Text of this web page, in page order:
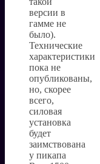
версии в
гамме не
было).
Технические
характеристики
пока не
опубликованы,
но, скорее
всего,
силовая
установка
будет
заимствована
у пикапа